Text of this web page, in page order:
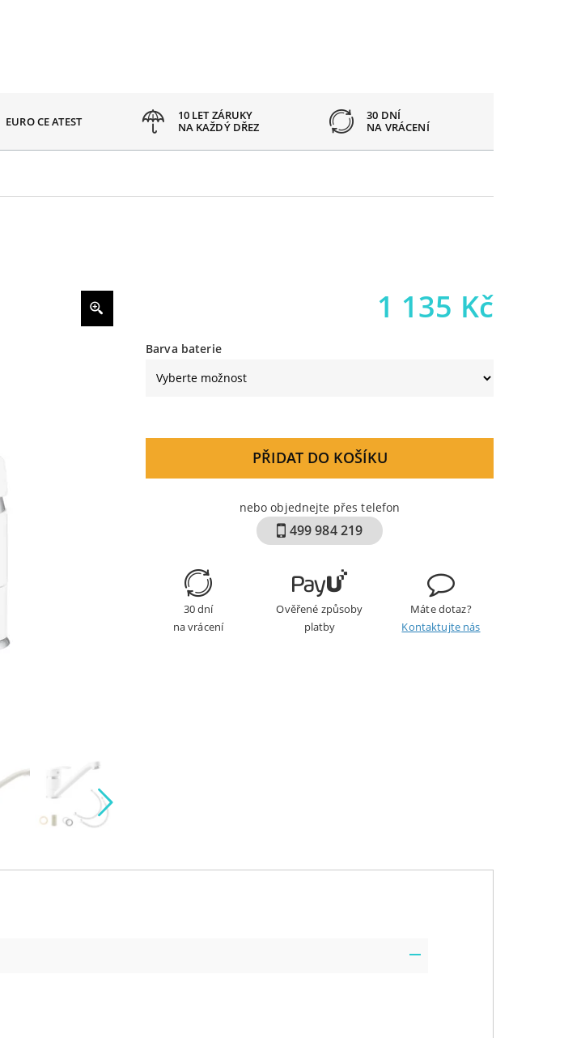
EURO CE ATEST
10 LET ZÁRUKY
NA KAŽDÝ DŘEZ
30 DNÍ
NA VRÁCENÍ
1 135 Kč
Barva baterie
PŘIDAT DO KOŠÍKU
nebo objednejte přes telefon
499 984 219
30 dní
na vrácení
Ověřené způsoby
platby
Máte dotaz?
Kontaktujte nás